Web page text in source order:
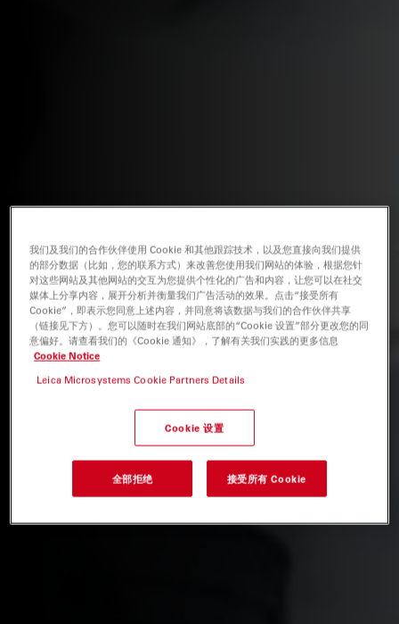
我们及我们的合作伙伴使用 Cookie 和其他跟踪技术，以及您直接向我们提供
的部分数据（比如，您的联系方式）来改善您使用我们网站的体验，根据您针
对这些网站及其他网站的交互为您提供个性化的广告和内容，让您可以在社交
媒体上分享内容，展开分析并衡量我们广告活动的效果。点击“接受所有
Cookie”，即表示您同意上述内容，并同意将该数据与我们的合作伙伴共享
（链接见下方）。您可以随时在我们网站底部的“Cookie 设置”部分更改您的同
意偏好。请查看我们的《Cookie 通知》，了解有关我们实践的更多信息
Cookie Notice
Leica Microsystems Cookie Partners Details
Cookie 设置
全部拒绝 接受所有 Cookie